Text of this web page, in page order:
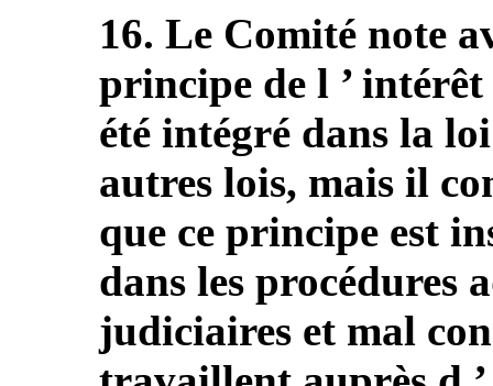
16. Le Comité note
principe de l ’
été intégré dans la
autres lois, mais il
que ce principe est
dans les procédures
judiciaires et mal